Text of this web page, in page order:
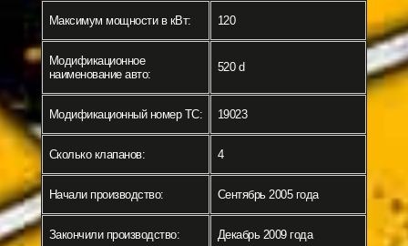
Максимум мощности в кВт: 120
Модификационное
наименование авто:
520 d
Модификационный номер ТС: 19023
Сколько клапанов: 4
Начали производство: Сентябрь 2005 года
Закончили производство: Декабрь 2009 года